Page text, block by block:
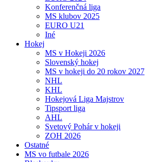
Konferenčná liga
MS klubov 2025
EURO U21
Iné
Hokej
MS v Hokeji 2026
Slovenský hokej
MS v hokeji do 20 rokov 2027
NHL
KHL
Hokejová Liga Majstrov
Tipsport liga
AHL
Svetový Pohár v hokeji
ZOH 2026
Ostatné
MS vo futbale 2026